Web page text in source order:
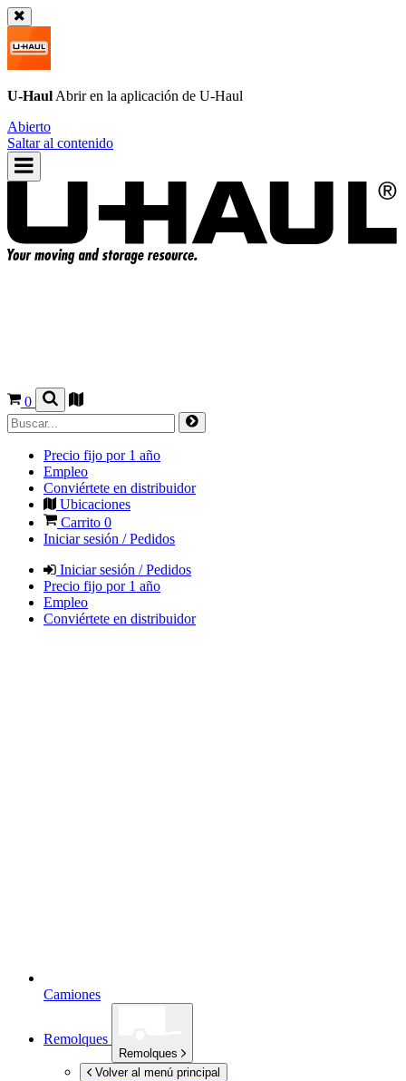
U-Haul Abrir en la aplicación de U-Haul
Abierto
Saltar al contenido
0
Precio fijo por 1 año
Empleo
Conviértete en distribuidor
Ubicaciones
Carrito 0
Iniciar sesión / Pedidos
Iniciar sesión / Pedidos
Precio fijo por 1 año
Empleo
Conviértete en distribuidor
Camiones
Remolques
Remolques
Volver al menú principal